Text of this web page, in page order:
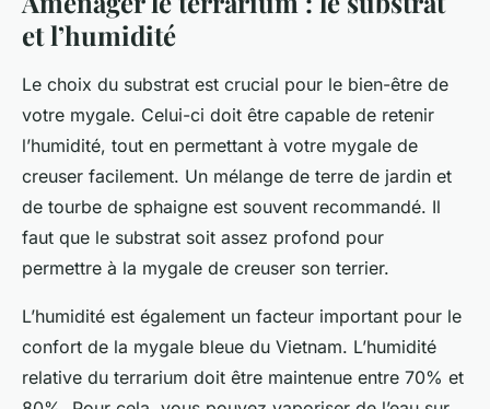
et l’humidité
Le choix du substrat est crucial pour le bien-être de
votre mygale. Celui-ci doit être capable de retenir
l’humidité, tout en permettant à votre mygale de
creuser facilement. Un mélange de terre de jardin et
de tourbe de sphaigne est souvent recommandé. Il
faut que le substrat soit assez profond pour
permettre à la mygale de creuser son terrier.
L’humidité est également un facteur important pour le
confort de la mygale bleue du Vietnam. L’humidité
relative du terrarium doit être maintenue entre 70% et